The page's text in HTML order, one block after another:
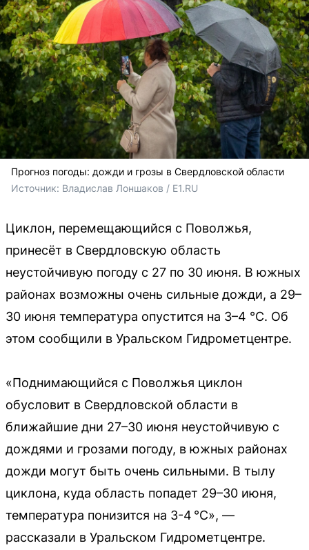
Прогноз погоды: дожди и грозы в Свердловской области
Источник: Владислав Лоншаков / E1.RU
Циклон, перемещающийся с Поволжья,
принесёт в Свердловскую область
неустойчивую погоду с 27 по 30 июня. В южных
районах возможны очень сильные дожди, а 29–
30 июня температура опустится на 3–4 °C. Об
этом сообщили в Уральском Гидрометцентре.
«Поднимающийся с Поволжья циклон
обусловит в Свердловской области в
ближайшие дни 27–30 июня неустойчивую с
дождями и грозами погоду, в южных районах
дожди могут быть очень сильными. В тылу
циклона, куда область попадет 29–30 июня,
температура понизится на 3-4 °C», —
рассказали в Уральском Гидрометцентре.